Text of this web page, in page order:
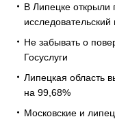
В Липецке открыли
Не забывать о
Госуслуги
Липецкая область
на 99,68%
Московские и